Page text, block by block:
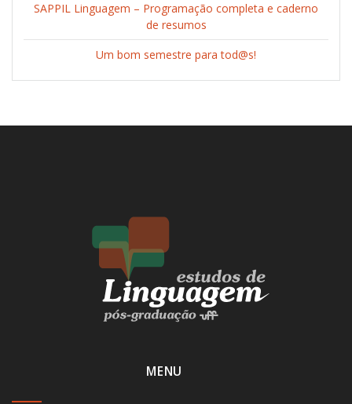
SAPPIL Linguagem – Programação completa e caderno
de resumos
Um bom semestre para tod@s!
MENU